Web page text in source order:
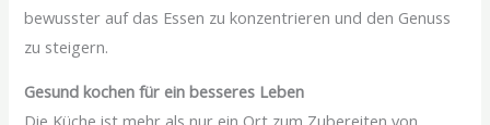
bewusster auf das Essen zu konzentrieren und den Genuss
zu steigern.
Gesund kochen für ein besseres Leben